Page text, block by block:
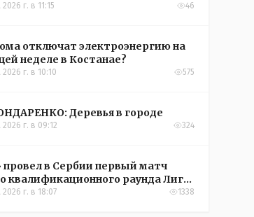
г. в 11:15 46
отключат электроэнергию на
неделе в Костанае?
2026 г. в 10:10 575
Деревья в городе
2026 г. в 09:12 324
провел в Сербии первый матч
квалификационного раунда Лиги
УЕФА
2026 г. в 18:07 1338